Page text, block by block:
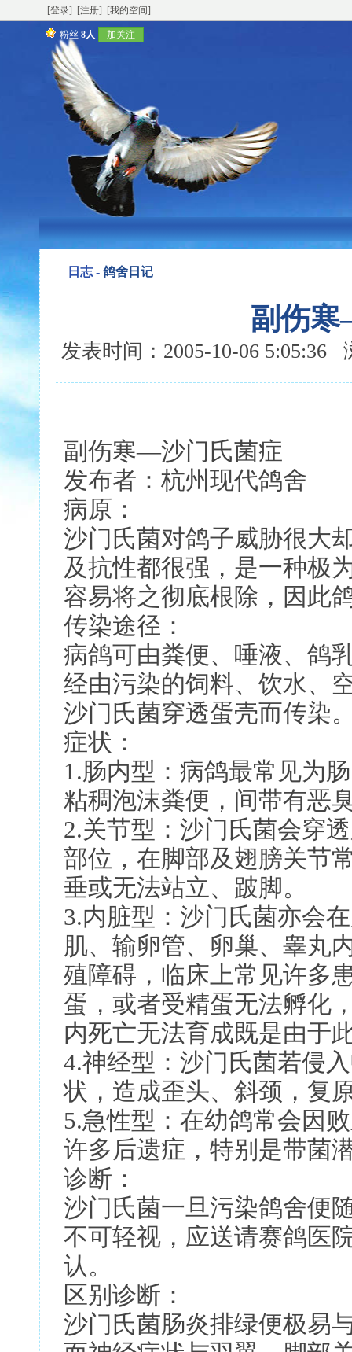
[登录] [注册] [我的空间]
粉丝 8人 加关注
日志 - 鸽舍日记
副伤
发表时间：2005-10-06
副伤寒—沙门氏菌症
发布者：杭州现代鸽
病原：
沙门氏菌对鸽子威胁很大
及抗性都很强，是一种极
容易将之彻底根除，因此
传染途径：
病鸽可由粪便、唾液、鸽
经由污染的饲料、饮水、
沙门氏菌穿透蛋壳而传染
症状：
1.肠内型：病鸽最常见为
粘稠泡沫粪便，间带有恶
2.关节型：沙门氏菌会穿
部位，在脚部及翅膀关节
垂或无法站立、跛脚。
3.内脏型：沙门氏菌亦会
肌、输卵管、卵巢、睾丸
殖障碍，临床上常见许多
蛋，或者受精蛋无法孵化
内死亡无法育成既是由于
4.神经型：沙门氏菌若侵
状，造成歪头、斜颈，复
5.急性型：在幼鸽常会因
许多后遗症，特别是带菌
诊断：
沙门氏菌一旦污染鸽舍便
不可轻视，应送请赛鸽医
认。
区别诊断：
沙门氏菌肠炎排绿便极易